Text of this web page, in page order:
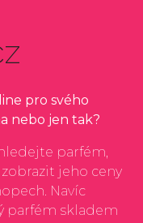
pro svého
nebo jen tak?
parfém,
jeho ceny
Navíc
parfém skladem